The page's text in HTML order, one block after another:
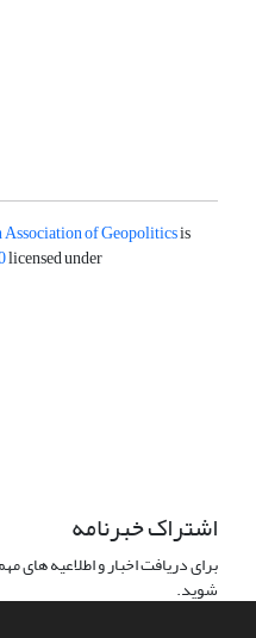
of Geopoliticsis
licensed under
اشتراک خبرنامه
برای دریافت اخبار و اطلاعیه
شوید.